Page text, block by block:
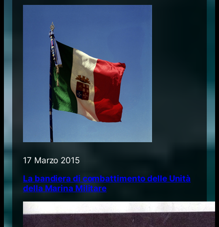
17 Marzo 2015
La bandiera di combattimento delle Unità
della Marina Militare